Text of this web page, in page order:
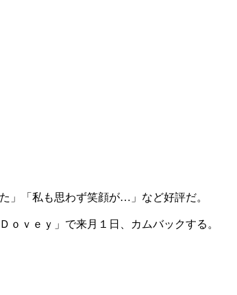
」「私も思わず笑顔が…」など好評だ。
ｖｅｙ」で来月１日、カムバックする。